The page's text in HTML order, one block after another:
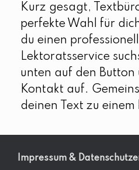
Kurz gesagt,
perfekte Wahl für
du einen
Lektoratsservice
unten auf den Button
Kontakt auf.
deinen Text zu
Impressum &